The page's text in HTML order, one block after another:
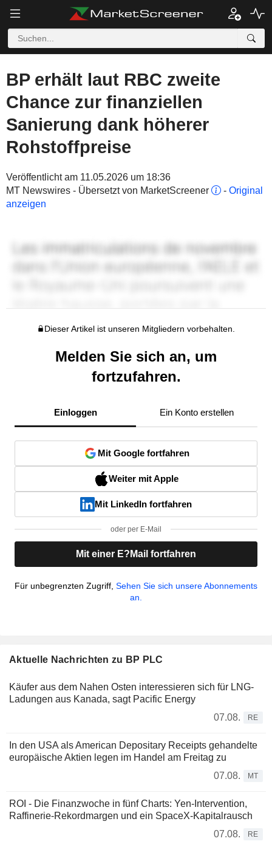
BP erhält laut RBC zweite
Chance zur finanziellen
Sanierung dank höherer
Rohstoffpreise
Veröffentlicht am 11.05.2026 um 18:36
MT Newswires - Übersetzt von MarketScreener
- Original
anzeigen
Dieser Artikel ist unseren Mitgliedern vorbehalten.
Melden Sie sich an, um
fortzufahren.
Einloggen Ein Konto erstellen
Mit Google fortfahren
Weiter mit Apple
Mit LinkedIn fortfahren
oder per E-Mail
Mit einer E?Mail fortfahren
Für unbegrenzten Zugriff, Sehen Sie sich unsere Abonnements
an.
Aktuelle Nachrichten zu BP PLC
Käufer aus dem Nahen Osten interessieren sich für LNG-
Ladungen aus Kanada, sagt Pacific Energy
07.08.
RE
In den USA als American Depositary Receipts gehandelte
europäische Aktien legen im Handel am Freitag zu
07.08.
MT
ROI - Die Finanzwoche in fünf Charts: Yen-Intervention,
Raffinerie-Rekordmargen und ein SpaceX-Kapitalrausch
07.08.
RE